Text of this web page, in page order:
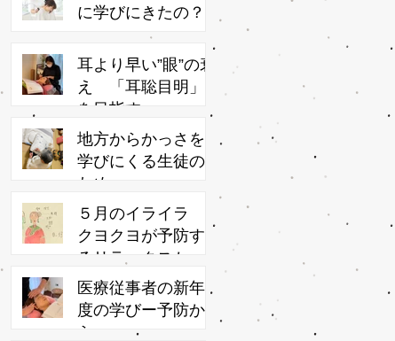
に学びにきたの？
耳より早い”眼”の衰
え 「耳聡目明」
を目指す
地方からかっさを
学びにくる生徒の
ため
５月のイライラ
クヨクヨが予防す
るリラックスかっ
さ
医療従事者の新年
度の学びー予防か
ら